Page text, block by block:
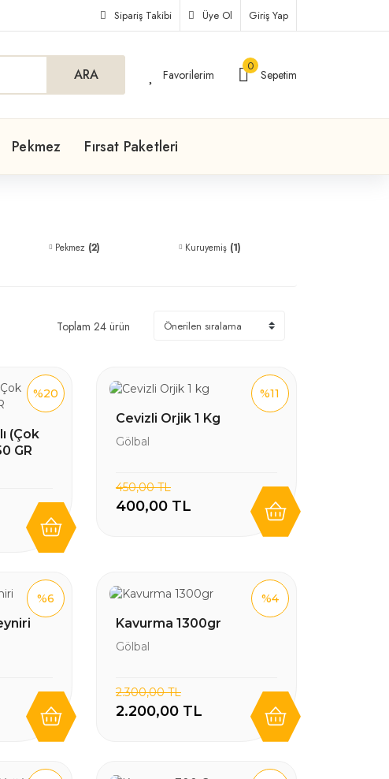
Sipariş Takibi Üye Ol Giriş Yap
ARA Favorilerim
0
Sepetim
Pekmez Fırsat Paketleri
Pekmez (2) Kuruyemiş (1)
Toplam 24 ürün
%20
GR
%11
Cevizli Orjik 1 Kg
Gölbal
450,00 TL
400,00 TL
%6 %4
Kavurma 1300gr
Gölbal
2.300,00 TL
2.200,00 TL